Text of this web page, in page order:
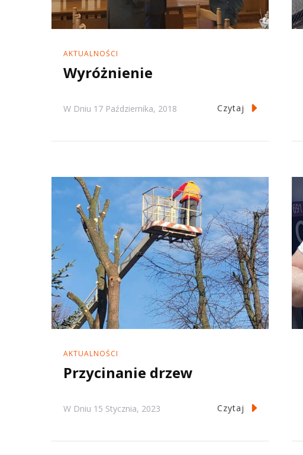
AKTUALNOŚCI
Wyróżnienie
W Dniu 17 Października, 2018 Czytaj
AKTUALNOŚCI
Przycinanie drzew
W Dniu 15 Stycznia, 2023 Czytaj